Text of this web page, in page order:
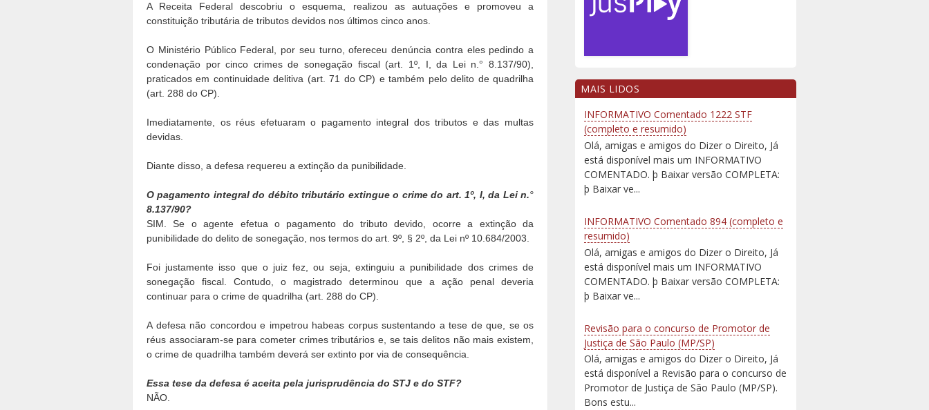
A Receita Federal descobriu o esquema, realizou as autuações e promoveu a
constituição tributária de tributos devidos nos últimos cinco anos.
O Ministério Público Federal, por seu turno, ofereceu denúncia contra eles pedindo a
condenação por cinco crimes de sonegação fiscal (art. 1º, I, da Lei n.° 8.137/90),
praticados em continuidade delitiva (art. 71 do CP) e também pelo delito de quadrilha
(art. 288 do CP).
Imediatamente, os réus efetuaram o pagamento integral dos tributos e das multas
devidas.
Diante disso, a defesa requereu a extinção da punibilidade.
O pagamento integral do débito tributário extingue o crime do art. 1º, I, da Lei n.°
8.137/90?
SIM. Se o agente efetua o pagamento do tributo devido, ocorre a extinção da
punibilidade do delito de sonegação, nos termos do art. 9º, § 2º, da Lei nº 10.684/2003.
Foi justamente isso que o juiz fez, ou seja, extinguiu a punibilidade dos crimes de
sonegação fiscal. Contudo, o magistrado determinou que a ação penal deveria
continuar para o crime de quadrilha (art. 288 do CP).
A defesa não concordou e impetrou habeas corpus sustentando a tese de que, se os
réus associaram-se para cometer crimes tributários e, se tais delitos não mais existem,
o crime de quadrilha também deverá ser extinto por via de consequência.
Essa tese da defesa é aceita pela jurisprudência do STJ e do STF?
NÃO.
MAIS LIDOS
INFORMATIVO Comentado 1222 STF
(completo e resumido)
Olá, amigas e amigos do Dizer o Direito, Já
está disponível mais um INFORMATIVO
COMENTADO. þ Baixar versão COMPLETA:
þ Baixar ve...
INFORMATIVO Comentado 894 (completo e
resumido)
Olá, amigas e amigos do Dizer o Direito, Já
está disponível mais um INFORMATIVO
COMENTADO. þ Baixar versão COMPLETA:
þ Baixar ve...
Revisão para o concurso de Promotor de
Justiça de São Paulo (MP/SP)
Olá, amigas e amigos do Dizer o Direito, Já
está disponível a Revisão para o concurso de
Promotor de Justiça de São Paulo (MP/SP).
Bons estu...